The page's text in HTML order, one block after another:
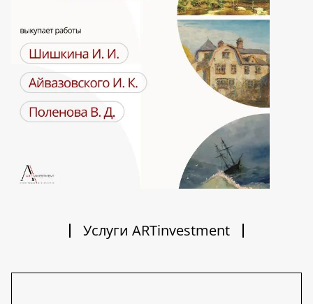
Услуги ARTinvestment